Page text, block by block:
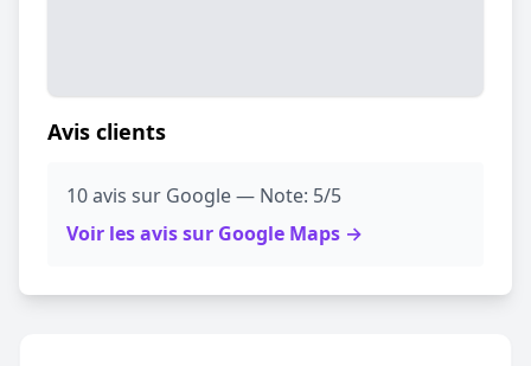
Avis clients
10 avis sur Google — Note: 5/5
Voir les avis sur Google Maps →